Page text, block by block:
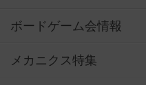
ボードゲーム会情報
メカニクス特集